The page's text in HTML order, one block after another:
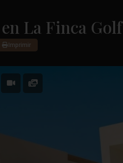
La Finca
Imprimir